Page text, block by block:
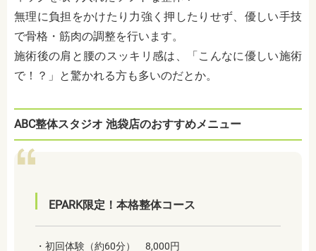
無理に負担をかけたり力強く押したりせず、優しい手技
で骨格・筋肉の調整を行います。
施術後の肩と腰のスッキリ感は、「こんなに優しい施術
で！？」と驚かれる方も多いのだとか。
ABC整体スタジオ 池袋店のおすすめメニュー
EPARK限定！本格整体コース
・初回体験（約60分） 8,000円